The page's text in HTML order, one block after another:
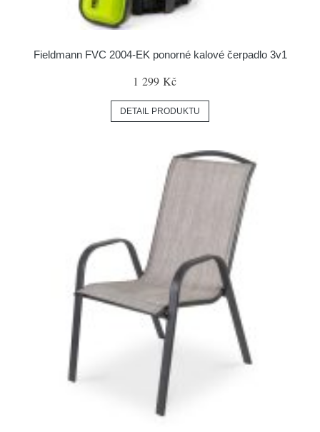
Fieldmann FVC 2004-EK ponorné kalové čerpadlo 3v1
1 299 Kč
DETAIL PRODUKTU